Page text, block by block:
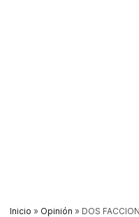
Inicio » Opinión » DOS